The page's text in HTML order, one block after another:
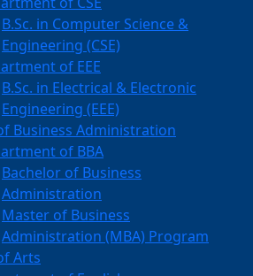
B.Sc. in Computer Science &
Engineering (CSE)
of EEE
B.Sc. in Electrical & Electronic
Engineering (EEE)
Business Administration
of BBA
Bachelor of Business
Administration
Master of Business
Administration (MBA) Program
Arts